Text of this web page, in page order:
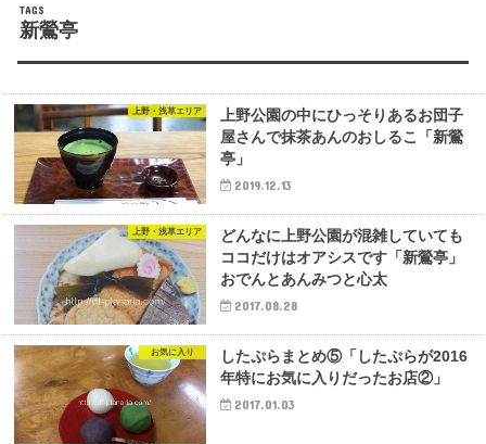
新鶯亭
上野・浅草エリア
上野公園の中にひっそりあるお団子
屋さんで抹茶あんのおしるこ「新鶯
亭」
2019.12.13
上野・浅草エリア
どんなに上野公園が混雑していても
ココだけはオアシスです「新鶯亭」
おでんとあんみつと心太
2017.08.28
お気に入り
したぷらまとめ⑤「したぷらが2016
年特にお気に入りだったお店②」
2017.01.03